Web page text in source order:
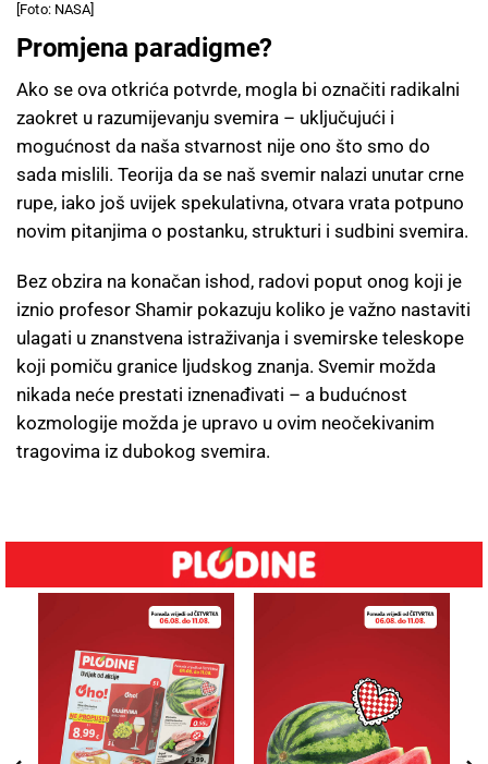
[Foto: NASA]
Promjena paradigme?
Ako se ova otkrića potvrde, mogla bi označiti radikalni
zaokret u razumijevanju svemira – uključujući i
mogućnost da naša stvarnost nije ono što smo do
sada mislili. Teorija da se naš svemir nalazi unutar crne
rupe, iako još uvijek spekulativna, otvara vrata potpuno
novim pitanjima o postanku, strukturi i sudbini svemira.
Bez obzira na konačan ishod, radovi poput onog koji je
iznio profesor Shamir pokazuju koliko je važno nastaviti
ulagati u znanstvena istraživanja i svemirske teleskope
koji pomiču granice ljudskog znanja. Svemir možda
nikada neće prestati iznenađivati – a budućnost
kozmologije možda je upravo u ovim neočekivanim
tragovima iz dubokog svemira.